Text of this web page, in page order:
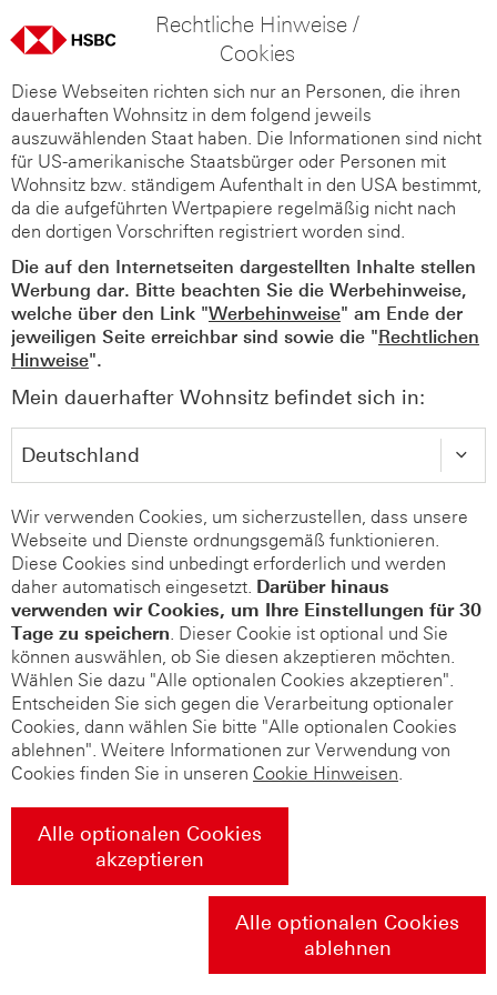
Rechtliche Hinweise /
Cookies
Diese Webseiten richten sich nur an Personen, die ihren
dauerhaften Wohnsitz in dem folgend jeweils
auszuwählenden Staat haben. Die Informationen sind nicht
für US-amerikanische Staatsbürger oder Personen mit
Wohnsitz bzw. ständigem Aufenthalt in den USA bestimmt,
da die aufgeführten Wertpapiere regelmäßig nicht nach
den dortigen Vorschriften registriert worden sind.
Die auf den Internetseiten dargestellten Inhalte stellen
Werbung dar. Bitte beachten Sie die Werbehinweise,
welche über den Link "Werbehinweise" am Ende der
jeweiligen Seite erreichbar sind sowie die "Rechtlichen
Hinweise".
Mein dauerhafter Wohnsitz befindet sich in:
Wir verwenden Cookies, um sicherzustellen, dass unsere
Webseite und Dienste ordnungsgemäß funktionieren.
Diese Cookies sind unbedingt erforderlich und werden
daher automatisch eingesetzt. Darüber hinaus
verwenden wir Cookies, um Ihre Einstellungen für 30
Tage zu speichern. Dieser Cookie ist optional und Sie
können auswählen, ob Sie diesen akzeptieren möchten.
Wählen Sie dazu "Alle optionalen Cookies akzeptieren".
Entscheiden Sie sich gegen die Verarbeitung optionaler
Cookies, dann wählen Sie bitte "Alle optionalen Cookies
ablehnen". Weitere Informationen zur Verwendung von
Cookies finden Sie in unseren Cookie Hinweisen.
Alle optionalen Cookies
akzeptieren
Alle optionalen Cookies
ablehnen